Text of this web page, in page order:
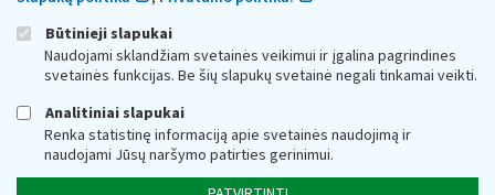
Būtinieji slapukai
Naudojami sklandžiam svetainės veikimui ir įgalina pagrindines
svetainės funkcijas. Be šių slapukų svetainė negali tinkamai veikti.
Analitiniai slapukai
Renka statistinę informaciją apie svetainės naudojimą ir
naudojami Jūsų naršymo patirties gerinimui.
Respublikos finansų ministerijos kaupiami ir saugomi Juridinių